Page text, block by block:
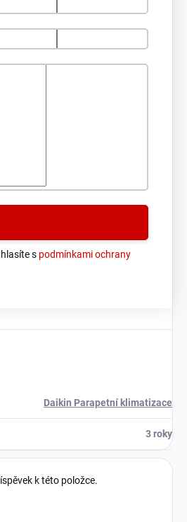
s podmínkami ochrany
Daikin Parapetní klimatizace
3 roky
k této položce.